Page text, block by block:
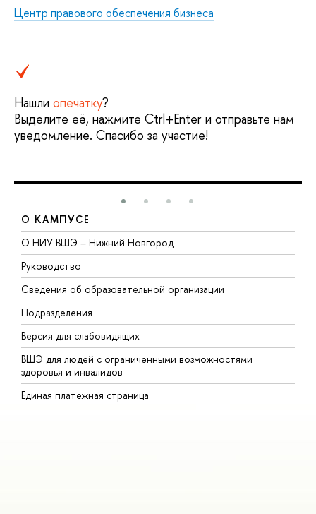
Центр правового обеспечения бизнеса
Нашли опечатку?
Выделите её, нажмите Ctrl+Enter и отправьте нам
уведомление. Спасибо за участие!
О КАМПУСЕ
О НИУ ВШЭ – Нижний Новгород
Руководство
Сведения об образовательной организации
Подразделения
Версия для слабовидящих
ВШЭ для людей с ограниченными возможностями
здоровья и инвалидов
Единая платежная страница